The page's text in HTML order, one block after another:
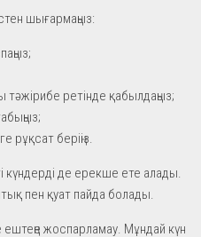
шығармаңыз:
ретінде қабылдаңыз;
рұқсат беріңіз.
күндерді де ерекше ете алады.
пен қуат пайда болады.
жоспарламау. Мұндай күн